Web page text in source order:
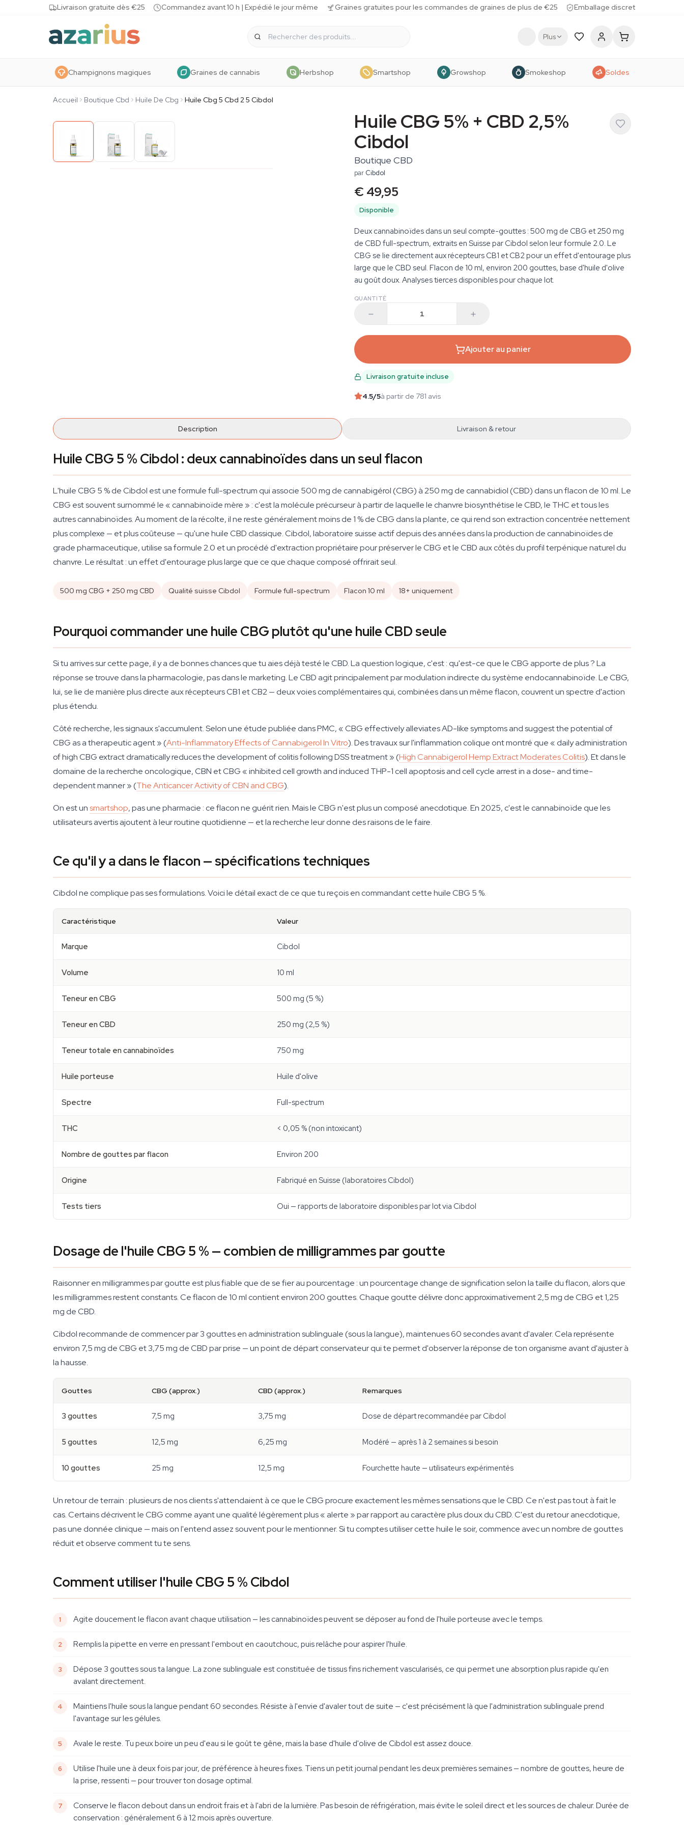
Skip to contentLivraison gratuite dès €25 Commandez avant 10 h | Expédié le jour même Graines gratuites pour les commandes de graines de plus de €25 Emballage discret
Plus
Champignons magiques Graines de cannabis Herbshop Smartshop Growshop Smokeshop Soldes
Accueil Boutique Cbd Huile De Cbg Huile Cbg 5 Cbd 2 5 Cibdol
Huile CBG 5% + CBD 2,5%
Cibdol
Boutique CBD
par Cibdol
€ 49,95
Disponible
Deux cannabinoïdes dans un seul compte-gouttes : 500 mg de CBG et 250 mg
de CBD full-spectrum, extraits en Suisse par Cibdol selon leur formule 2.0. Le
CBG se lie directement aux récepteurs CB1 et CB2 pour un effet d'entourage plus
large que le CBD seul. Flacon de 10 ml, environ 200 gouttes, base d'huile d'olive
au goût doux. Analyses tierces disponibles pour chaque lot.
QUANTITÉ
Ajouter au panier
Livraison gratuite incluse
4.5/5à partir de 781 avis
Description Livraison & retour
Huile CBG 5 % Cibdol : deux cannabinoïdes dans un seul flacon
L'huile CBG 5 % de Cibdol est une formule full-spectrum qui associe 500 mg de cannabigérol (CBG) à 250 mg de cannabidiol (CBD) dans un flacon de 10 ml. Le
CBG est souvent surnommé le « cannabinoïde mère » : c'est la molécule précurseur à partir de laquelle le chanvre biosynthétise le CBD, le THC et tous les
autres cannabinoïdes. Au moment de la récolte, il ne reste généralement moins de 1 % de CBG dans la plante, ce qui rend son extraction concentrée nettement
plus complexe — et plus coûteuse — qu'une huile CBD classique. Cibdol, laboratoire suisse actif depuis des années dans la production de cannabinoïdes de
grade pharmaceutique, utilise sa formule 2.0 et un procédé d'extraction propriétaire pour préserver le CBG et le CBD aux côtés du profil terpénique naturel du
chanvre. Le résultat : un effet d'entourage plus large que ce que chaque composé offrirait seul.
500 mg CBG + 250 mg CBD Qualité suisse Cibdol Formule full-spectrum Flacon 10 ml 18+ uniquement
Pourquoi commander une huile CBG plutôt qu'une huile CBD seule
Si tu arrives sur cette page, il y a de bonnes chances que tu aies déjà testé le CBD. La question logique, c'est : qu'est-ce que le CBG apporte de plus ? La
réponse se trouve dans la pharmacologie, pas dans le marketing. Le CBD agit principalement par modulation indirecte du système endocannabinoïde. Le CBG,
lui, se lie de manière plus directe aux récepteurs CB1 et CB2 — deux voies complémentaires qui, combinées dans un même flacon, couvrent un spectre d'action
plus étendu.
Côté recherche, les signaux s'accumulent. Selon une étude publiée dansPMC, « CBG effectively alleviates AD-like symptoms and suggest the potential of
CBG as a therapeutic agent » (Anti-Inflammatory Effects of Cannabigerol In Vitro). Des travaux sur l'inflammation colique ont montré que « daily administration
of high CBG extract dramatically reduces the development of colitis following DSS treatment » (High Cannabigerol Hemp Extract Moderates Colitis). Et dans le
domaine de la recherche oncologique, CBN et CBG « inhibited cell growth and induced THP-1 cell apoptosis and cell cycle arrest in a dose- and time-
dependent manner » (The Anticancer Activity of CBN and CBG).
On est unsmartshop, pas une pharmacie : ce flacon ne guérit rien. Mais le CBG n'est plus un composé anecdotique. En 2025, c'est le cannabinoïde que les
utilisateurs avertis ajoutent à leur routine quotidienne — et la recherche leur donne des raisons de le faire.
Ce qu'il y a dans le flacon — spécifications techniques
Cibdol ne complique pas ses formulations. Voici le détail exact de ce que tu reçois en commandant cette huile CBG 5 %.
Caractéristique Valeur
Marque Cibdol
Volume 10 ml
Teneur en CBG 500 mg (5 %)
Teneur en CBD 250 mg (2,5 %)
Teneur totale en cannabinoïdes 750 mg
Huile porteuse Huile d'olive
Spectre Full-spectrum
THC < 0,05 % (non intoxicant)
Nombre de gouttes par flacon Environ 200
Origine Fabriqué en Suisse (laboratoires Cibdol)
Tests tiers Oui — rapports de laboratoire disponibles par lot via Cibdol
Dosage de l'huile CBG 5 % — combien de milligrammes par goutte
Raisonner en milligrammes par goutte est plus fiable que de se fier au pourcentage : un pourcentage change de signification selon la taille du flacon, alors que
les milligrammes restent constants. Ce flacon de 10 ml contient environ 200 gouttes. Chaque goutte délivre donc approximativement 2,5 mg de CBG et 1,25
mg de CBD.
Cibdol recommande de commencer par 3 gouttes en administration sublinguale (sous la langue), maintenues 60 secondes avant d'avaler. Cela représente
environ 7,5 mg de CBG et 3,75 mg de CBD par prise — un point de départ conservateur qui te permet d'observer la réponse de ton organisme avant d'ajuster à
la hausse.
Gouttes CBG (approx.) CBD (approx.) Remarques
3 gouttes 7,5 mg 3,75 mg Dose de départ recommandée par Cibdol
5 gouttes 12,5 mg 6,25 mg Modéré — après 1 à 2 semaines si besoin
10 gouttes 25 mg 12,5 mg Fourchette haute — utilisateurs expérimentés
Un retour de terrain : plusieurs de nos clients s'attendaient à ce que le CBG procure exactement les mêmes sensations que le CBD. Ce n'est pas tout à fait le
cas. Certains décrivent le CBG comme ayant une qualité légèrement plus « alerte » par rapport au caractère plus doux du CBD. C'est du retour anecdotique,
pas une donnée clinique — mais on l'entend assez souvent pour le mentionner. Si tu comptes utiliser cette huile le soir, commence avec un nombre de gouttes
réduit et observe comment tu te sens.
Comment utiliser l'huile CBG 5 % Cibdol
Agite doucement le flacon avant chaque utilisation — les cannabinoïdes peuvent se déposer au fond de l'huile porteuse avec le temps.
Remplis la pipette en verre en pressant l'embout en caoutchouc, puis relâche pour aspirer l'huile.
Dépose 3 gouttes sous ta langue. La zone sublinguale est constituée de tissus fins richement vascularisés, ce qui permet une absorption plus rapide qu'en
avalant directement.
Maintiens l'huile sous la langue pendant 60 secondes. Résiste à l'envie d'avaler tout de suite — c'est précisément là que l'administration sublinguale prend
l'avantage sur les gélules.
Avale le reste. Tu peux boire un peu d'eau si le goût te gêne, mais la base d'huile d'olive de Cibdol est assez douce.
Utilise l'huile une à deux fois par jour, de préférence à heures fixes. Tiens un petit journal pendant les deux premières semaines — nombre de gouttes, heure de
la prise, ressenti — pour trouver ton dosage optimal.
Conserve le flacon debout dans un endroit frais et à l'abri de la lumière. Pas besoin de réfrigération, mais évite le soleil direct et les sources de chaleur. Durée de
conservation : généralement 6 à 12 mois après ouverture.